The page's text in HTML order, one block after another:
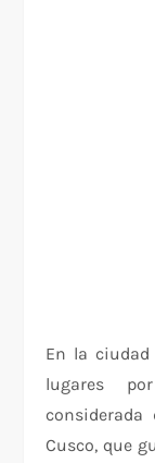
En la
lugares
Cusco, que